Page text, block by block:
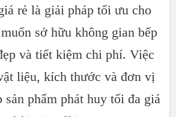
rẻ là giải pháp tối ưu cho
sở hữu không gian bếp
và tiết kiệm chi phí. Việc
liệu, kích thước và đơn vị
sản phẩm phát huy tối đa giá